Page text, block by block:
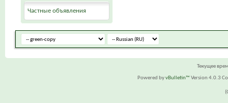
Частные объявления
Текущее
Powered byvBulletin™ Version 4.0.3